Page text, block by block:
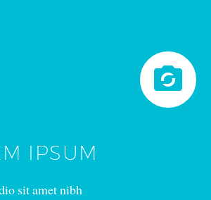


IPSUM
sit amet nibh